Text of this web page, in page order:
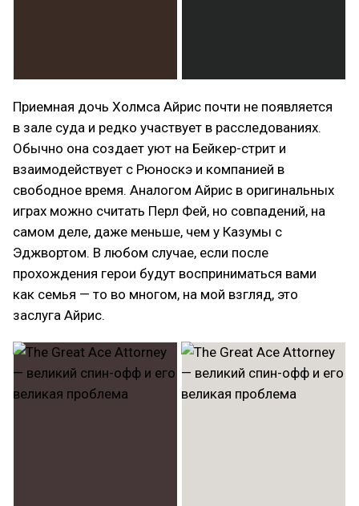
Приемная дочь Холмса Айрис почти не появляется
в зале суда и редко участвует в расследованиях.
Обычно она создает уют на Бейкер-стрит и
взаимодействует с Рюноскэ и компанией в
свободное время. Аналогом Айрис в оригинальных
играх можно считать Перл Фей, но совпадений, на
самом деле, даже меньше, чем у Казумы с
Эджвортом. В любом случае, если после
прохождения герои будут восприниматься вами
как семья — то во многом, на мой взгляд, это
заслуга Айрис.